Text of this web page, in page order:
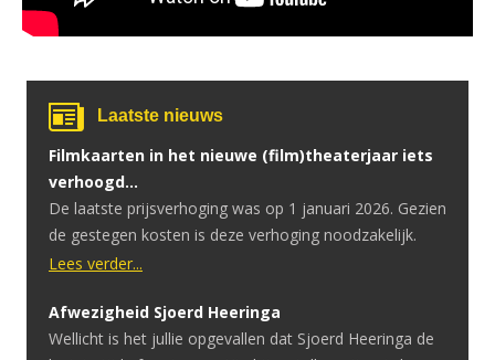
Laatste nieuws
Filmkaarten in het nieuwe (film)theaterjaar iets
verhoogd…
De laatste prijsverhoging was op 1 januari 2026. Gezien
de gestegen kosten is deze verhoging noodzakelijk.
Lees verder...
Afwezigheid Sjoerd Heeringa
Wellicht is het jullie opgevallen dat Sjoerd Heeringa de